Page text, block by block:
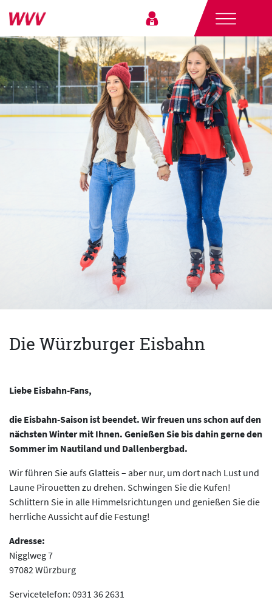
Die Würzburger Eisbahn
Liebe Eisbahn-Fans,
die Eisbahn-Saison ist beendet. Wir freuen uns schon auf den
nächsten Winter mit Ihnen. Genießen Sie bis dahin gerne den
Sommer im Nautiland und Dallenbergbad.
Wir führen Sie aufs Glatteis – aber nur, um dort nach Lust und
Laune Pirouetten zu drehen. Schwingen Sie die Kufen!
Schlittern Sie in alle Himmelsrichtungen und genießen Sie die
herrliche Aussicht auf die Festung!
Adresse:
Nigglweg 7
97082 Würzburg
Servicetelefon: 0931 36 2631